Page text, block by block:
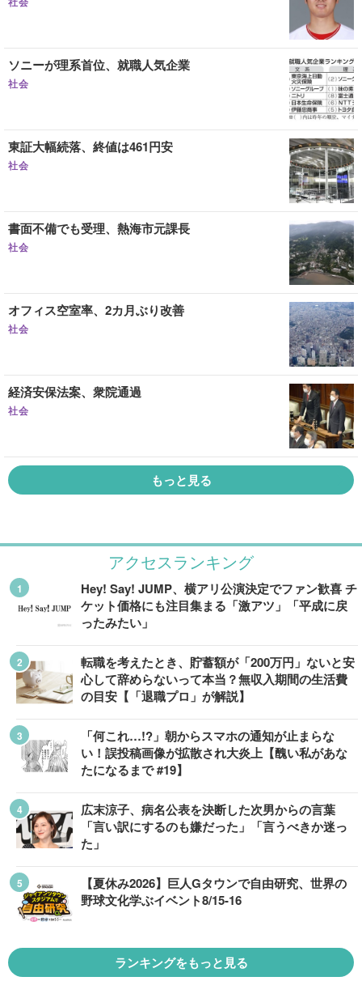
社会
ソニーが理系首位、就職人気企業
社会
東証大幅続落、終値は461円安
社会
書面不備でも受理、熱海市元課長
社会
オフィス空室率、2カ月ぶり改善
社会
経済安保法案、衆院通過
社会
もっと見る
アクセスランキング
Hey! Say! JUMP、横アリ公演決定でファン歓喜 チ
ケット価格にも注目集まる「激アツ」「平成に戻
ったみたい」
転職を考えたとき、貯蓄額が「200万円」ないと安
心して辞めらないって本当？無収入期間の生活費
の目安【「退職プロ」が解説】
「何これ…!?」朝からスマホの通知が止まらな
い！誤投稿画像が拡散され大炎上【醜い私があな
たになるまで #19】
広末涼子、病名公表を決断した次男からの言葉
「言い訳にするのも嫌だった」「言うべきか迷っ
た」
【夏休み2026】巨人Gタウンで自由研究、世界の
野球文化学ぶイベント8/15-16
ランキングをもっと見る